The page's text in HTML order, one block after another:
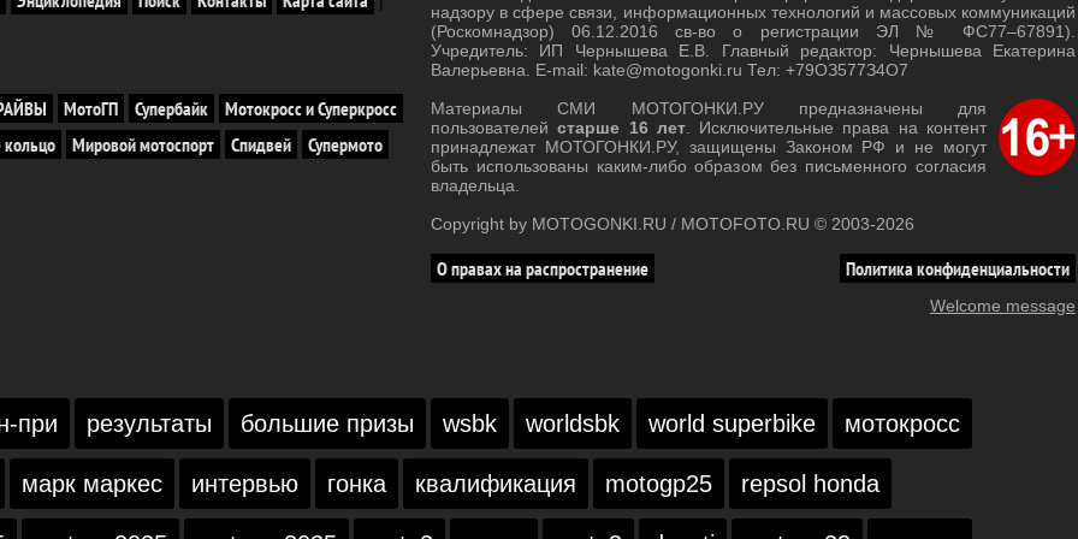
здесь
же
МотоГП Супербайк
Мотокросс и Суперкросс
кольцо Мировой мотоспорт Спидвей
Супермото
надзору в сфере связи, информационных технологий и массовых коммуникаций
(Роскомнадзор) 06.12.2016 св-во о регистрации ЭЛ № ФС77–67891).
Учредитель: ИП Чернышева Е.В. Главный редактор: Чернышева Екатерина
Валерьевна. E-mail: kate@motogonki.ru Тел: +79ОЗ577З4O7
Материалы СМИ МОТОГОНКИ.РУ предназначены для
пользователейстарше 16 лет. Исключительные права на контент
принадлежат МОТОГОНКИ.РУ, защищены Законом РФ и не могут
быть использованы каким-либо образом без письменного согласия
владельца.
Copyright by MOTOGONKI.RU / MOTOFOTO.RU © 2003-2026
Политика конфиденциальности
О правах на распространение
Welcome message
при результаты большие призы wsbk worldsbk world superbike мотокросс
марк маркес интервью гонка квалификация motogp25 repsol honda